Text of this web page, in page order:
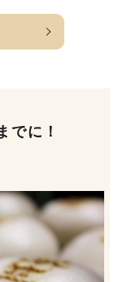
に！